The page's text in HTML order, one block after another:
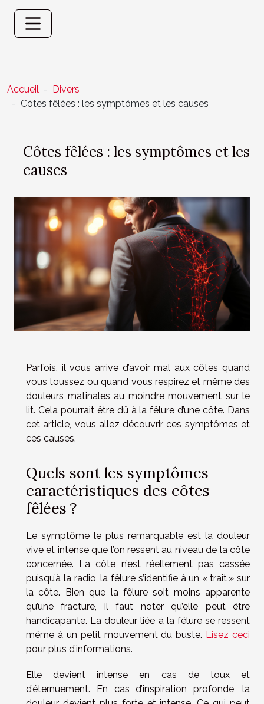
Accueil
Divers
Côtes fêlées : les symptômes et les causes
Côtes fêlées : les symptômes et les
causes
Parfois, il vous arrive d’avoir mal aux côtes quand
vous toussez ou quand vous respirez et même des
douleurs matinales au moindre mouvement sur le
lit. Cela pourrait être dû à la fêlure d’une côte. Dans
cet article, vous allez découvrir ces symptômes et
ces causes.
Quels sont les symptômes
caractéristiques des côtes
fêlées ?
Le symptôme le plus remarquable est la douleur
vive et intense que l’on ressent au niveau de la côte
concernée. La côte n’est réellement pas cassée
puisqu’à la radio, la fêlure s’identifie à un « trait » sur
la côte. Bien que la fêlure soit moins apparente
qu’une fracture, il faut noter qu’elle peut être
handicapante. La douleur liée à la fêlure se ressent
même à un petit mouvement du buste. Lisez ceci
pour plus d’informations.
Elle devient intense en cas de toux et
d’éternuement. En cas d’inspiration profonde, la